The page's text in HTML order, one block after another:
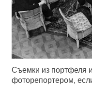
Съемки из портфеля
фоторепортером,